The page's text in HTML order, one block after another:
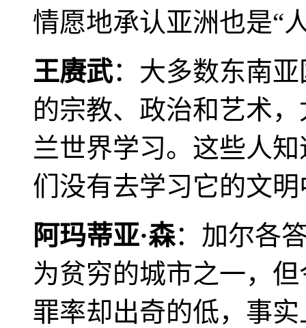
情愿地承认亚洲也是“
王赓武：大多数东南
的宗教、政治和艺术
兰世界学习。这些人
们没有去学习它的文
阿玛蒂亚·森：加尔各
为贫穷的城市之一，
罪率却出奇的低，事